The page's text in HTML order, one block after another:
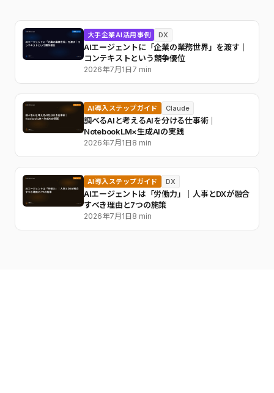
大手企業AI活用事例 DX
AIエージェントに「企業の業務世界」を渡す｜
コンテキストという競争優位
2026年7月1日7 min
AI導入ステップガイド Claude
調べるAIと考えるAIを分ける仕事術｜
NotebookLM×生成AIの実践
2026年7月1日8 min
AI導入ステップガイド DX
AIエージェントは「労働力」｜人事とDXが融合
すべき理由と7つの施策
2026年7月1日8 min